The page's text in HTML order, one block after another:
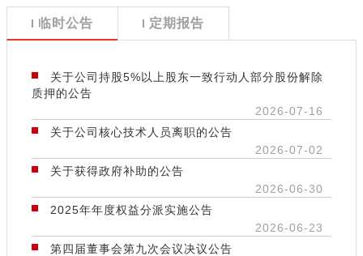
临时公告 定期报告
关于公司持股5%以上股东一致行动人部分股份解除
质押的公告
2026-07-16
关于公司核心技术人员离职的公告
2026-07-02
关于获得政府补助的公告
2026-06-30
2025年年度权益分派实施公告
2026-06-23
第四届董事会第九次会议决议公告